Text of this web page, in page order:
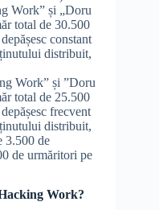
Work” și „Doru
total de 30.500
constant
distribuit,
Work” și ”Doru
total de 25.500
frecvent
distribuit,
3.500 de
de urmăritori pe
Work?